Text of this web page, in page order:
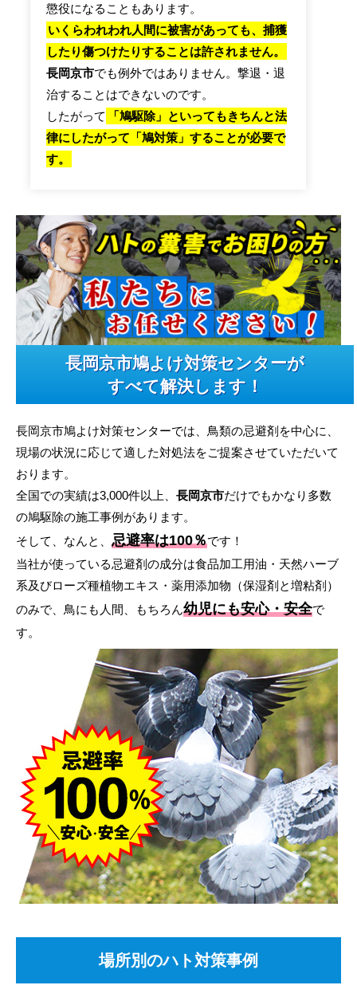
懲役になることもあります。
いくらわれわれ人間に被害があっても、捕獲
したり傷つけたりすることは許されません。
長岡京市でも例外ではありません。撃退・退
治することはできないのです。
したがって
「鳩駆除」といってもきちんと法
律にしたがって「鳩対策」することが必要で
す。
長岡京市鳩よけ対策センターが
すべて解決します！
長岡京市鳩よけ対策センターでは、鳥類の忌避剤を中心に、
現場の状況に応じて適した対処法をご提案させていただいて
おります。
全国での実績は3,000件以上、 長岡京市だけでもかなり多数
の鳩駆除の施工事例があります。
そして、なんと、 忌避率は100％です！
当社が使っている忌避剤の成分は食品加工用油・天然ハーブ
系及びローズ種植物エキス・薬用添加物（保湿剤と増粘剤）
のみで、鳥にも人間、もちろん幼児にも安心・安全で
す。
場所別のハト対策事例